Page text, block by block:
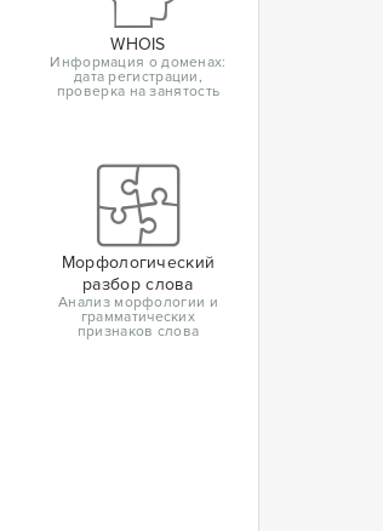
WHOIS
Информация о доменах:
дата регистрации,
проверка на занятость
Морфологический
разбор слова
Анализ морфологии и
грамматических
признаков слова